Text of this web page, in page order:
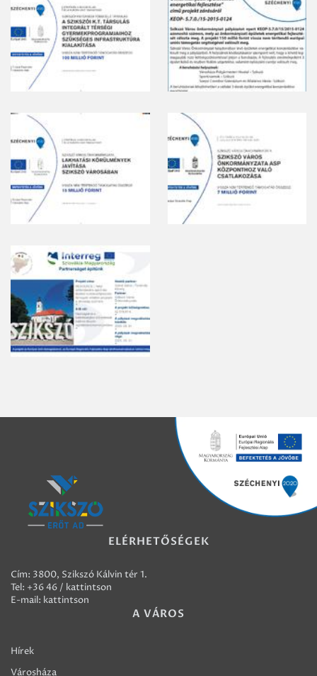
ELÉRHETŐSÉGEK
Cím: 3800, Szikszó Kálvin tér 1.
Tel: +36 46 / kattintson
E-mail: kattintson
A VÁROS
Hírek
Városháza